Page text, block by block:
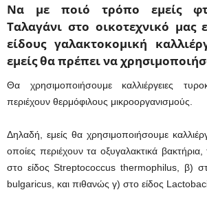
Να με ποιό τρόπο εμείς
Ταλαγάνι στο οικοτεχνικό μας
είδους γαλακτοκομική
εμείς θα πρέπει να
Θα χρησιμοποιήσουμε καλλιέργειες
περιέχουν θερμόφιλους μικροοργανισμούς.
Δηλαδή, εμείς θα χρησιμοποιήσουμε
οποίες περιέχουν τα οξυγαλακτικά
στο είδος Streptococcus thermophilus, β)
bulgaricus, και πιθανώς γ) στο είδος